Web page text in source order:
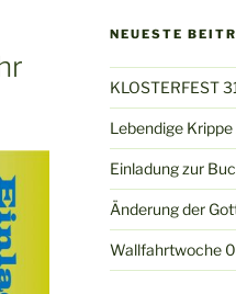
NEUESTE
KLOSTERFEST
Lebendige
Einladung zur
Änderung der
Wallfahrtwoche